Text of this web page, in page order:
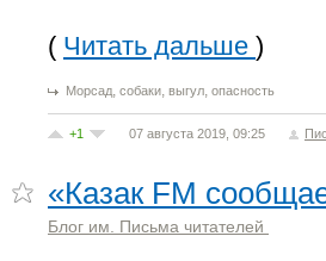
( Читать дальше )
Морсад, собаки, выгул, опасность
+1 07 августа 2019, 09:25
«Казак FM
Блог им. Письма читателей